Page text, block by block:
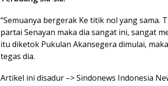
“Semuanya bergerak Ke titik nol yang sama.
partai Senayan maka dia sangat ini, sangat
itu diketok Pukulan Akansegera dimulai,
tegas dia.
Artikel ini disadur –> Sindonews Indonesia